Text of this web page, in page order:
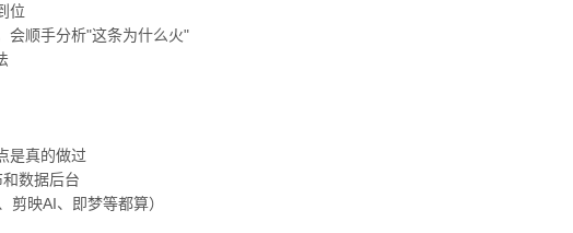
位
会顺手分析"这条为什么火"
是真的做过
数据后台
剪映AI、即梦等都算）